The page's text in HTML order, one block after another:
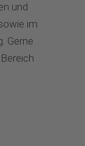
und
im
Gerne